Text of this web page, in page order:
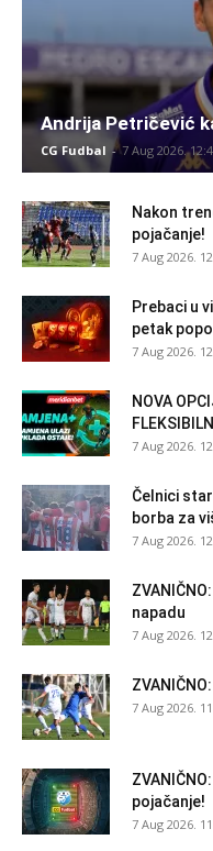
Andrija Petričević
CG Fudbal - 7 Aug 2026.
Nakon
pojačanje!
7 Aug 2026.
Prebaci u
petak
7 Aug 2026.
NOVA
7 Aug 2026.
Čelnici
borba za
7 Aug 2026.
napadu
7 Aug 2026.
7 Aug 2026.
pojačanje!
7 Aug 2026.